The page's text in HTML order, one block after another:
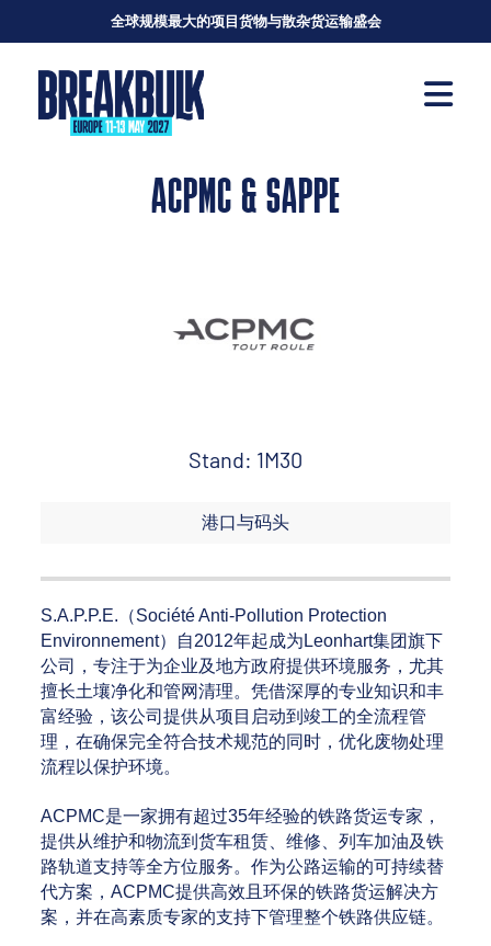
全球规模最大的项目货物与散杂货运输盛会
ACPMC & SAPPE
Stand: 1M30
港口与码头
S.A.P.P.E.（Société Anti-Pollution Protection
Environnement）自2012年起成为Leonhart集团旗下
公司，专注于为企业及地方政府提供环境服务，尤其
擅长土壤净化和管网清理。凭借深厚的专业知识和丰
富经验，该公司提供从项目启动到竣工的全流程管
理，在确保完全符合技术规范的同时，优化废物处理
流程以保护环境。
ACPMC是一家拥有超过35年经验的铁路货运专家，
提供从维护和物流到货车租赁、维修、列车加油及铁
路轨道支持等全方位服务。作为公路运输的可持续替
代方案，ACPMC提供高效且环保的铁路货运解决方
案，并在高素质专家的支持下管理整个铁路供应链。